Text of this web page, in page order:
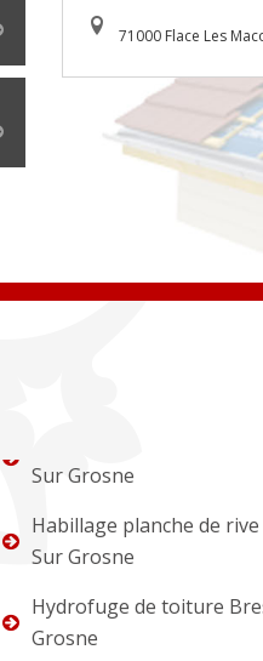
71000 Flace Les
Sur Grosne
Habillage planche de
Sur Grosne
Hydrofuge de toiture
Grosne